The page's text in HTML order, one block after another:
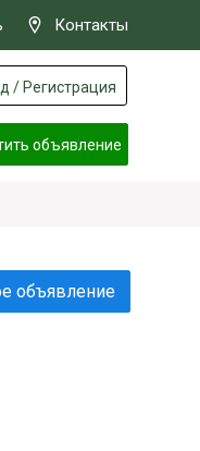
Контакты
/ Регистрация
объявление
объявление